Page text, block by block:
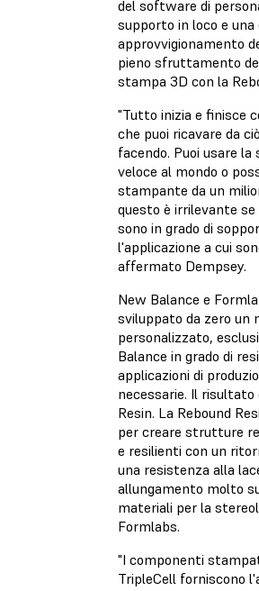
del software di
supporto in loco e una
approvvigionamento
pieno sfruttamento
stampa 3D con la
"Tutto inizia e finisce
che puoi ricavare da
facendo. Puoi usare
veloce al mondo o
stampante da un
questo è irrilevante
sono in grado di
l'applicazione a cui
affermato Dempsey.
New Balance e
sviluppato da zero un
personalizzato,
Balance in grado di
applicazioni di
necessarie. Il risultato
Resin. La Rebound
per creare strutture
e resilienti con un
una resistenza alla
allungamento molto
materiali per la
Formlabs.
"I componenti
TripleCell forniscono